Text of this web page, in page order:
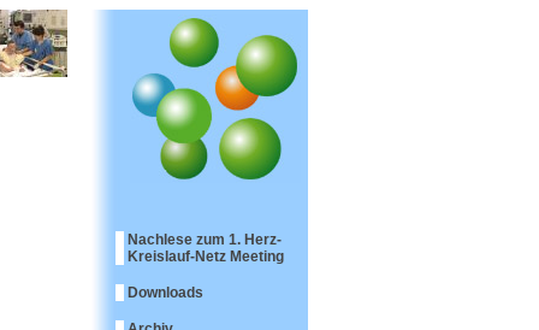
Nachlese zum 1. Herz-
Kreislauf-Netz Meeting
Downloads